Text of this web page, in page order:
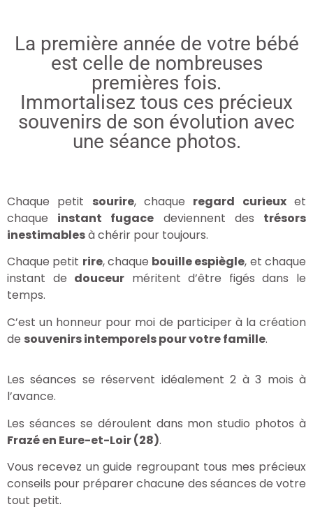
La première année de votre bébé
est celle de nombreuses
premières fois.
Immortalisez tous ces précieux
souvenirs de son évolution avec
une séance photos.
Chaque petit sourire, chaque regard curieuxet
chaque instant fugace deviennent des trésors
inestimablesà chérir pour toujours.
Chaque petit rire, chaque bouille espiègle, et chaque
instant de douceur méritent d’être figés dans le
temps.
C’est un honneur pour moi de participer à la création
de souvenirs intemporels pour votre famille.
Les séances se réservent idéalement 2 à 3 mois à
l’avance.
Les séances se déroulent dans mon studio photos à
Frazé en Eure-et-Loir (28).
Vous recevez un guide regroupant tous mes précieux
conseils pour préparer chacune des séances de votre
tout petit.